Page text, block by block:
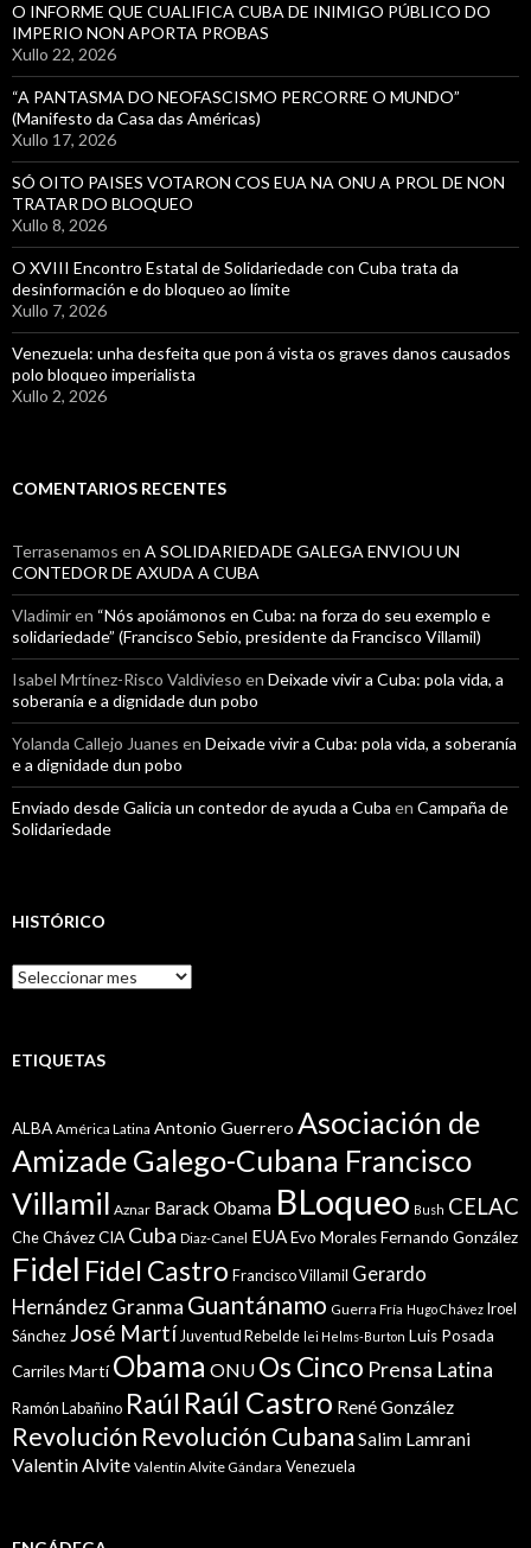
O INFORME QUE CUALIFICA CUBA DE INIMIGO PÚBLICO DO
IMPERIO NON APORTA PROBAS
Xullo 22, 2026
“A PANTASMA DO NEOFASCISMO PERCORRE O MUNDO”
(Manifesto da Casa das Américas)
Xullo 17, 2026
SÓ OITO PAISES VOTARON COS EUA NA ONU A PROL DE NON
TRATAR DO BLOQUEO
Xullo 8, 2026
O XVIII Encontro Estatal de Solidariedade con Cuba trata da
desinformación e do bloqueo ao límite
Xullo 7, 2026
Venezuela: unha desfeita que pon á vista os graves danos causados
polo bloqueo imperialista
Xullo 2, 2026
COMENTARIOS RECENTES
Terrasenamos en A SOLIDARIEDADE GALEGA ENVIOU UN
CONTEDOR DE AXUDA A CUBA
Vladimiren “Nós apoiámonos en Cuba: na forza do seu exemplo e
solidariedade” (Francisco Sebio, presidente da Francisco Villamil)
Isabel Mrtínez-Risco Valdivieso en Deixade vivir a Cuba: pola vida, a
soberanía e a dignidade dun pobo
Yolanda Callejo Juanes en Deixade vivir a Cuba: pola vida, a soberanía
e a dignidade dun pobo
Enviado desde Galicia un contedor de ayuda a Cuba en Campaña de
Solidariedade
HISTÓRICO
Histórico
ETIQUETAS
ALBA América Latina Antonio Guerrero Asociación de
Amizade Galego-Cubana Francisco
Villamil Aznar Barack Obama BLoqueo Bush CELAC
CheChávezCIA Cuba Diaz-Canel EUAEvo MoralesFernando González
Fidel Fidel Castro Francisco Villamil Gerardo
Hernández Granma Guantánamo Guerra Fría Hugo Chávez Iroel
Sánchez José Martí Juventud Rebelde lei Helms-Burton Luis Posada
CarrilesMartí Obama ONU Os Cinco Prensa Latina
Ramón Labañino Raúl Raúl Castro René González
Revolución Revolución Cubana Salim Lamrani
Valentin Alvite Valentín Alvite Gándara Venezuela